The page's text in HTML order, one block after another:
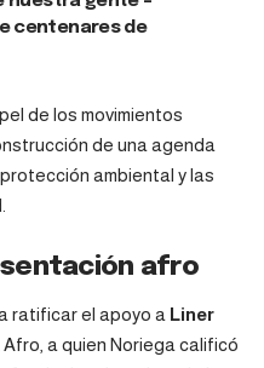
centenares de
de los movimientos
de una agenda
ambiental y las
afro
ratificar el apoyo a Liner
Afro, a quien Noriega calificó